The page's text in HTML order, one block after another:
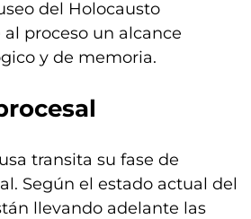
del Holocausto
proceso un alcance
y de memoria.
transita su fase de
Según el estado actual del
llevando adelante las